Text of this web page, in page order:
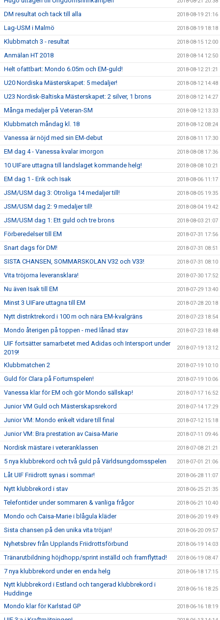
DM resultat och tack till alla 2018-08-19 21:16
Lag-USM i Malmö 2018-08-19 18:18
Klubbmatch 3 - resultat 2018-08-15 12:00
Anmälan HT 2018 2018-08-14 12:50
Helt ofattbart: Mondo 6.05m och EM-guld! 2018-08-12 21:21
U20 Nordiska Mästerskapet: 5 medaljer! 2018-08-12 14:48
U23 Nordisk-Baltiska Mästerskapet: 2 silver, 1 brons 2018-08-12 14:27
Många medaljer på Veteran-SM 2018-08-12 13:33
Klubbmatch måndag kl. 18 2018-08-12 08:24
Vanessa är nöjd med sin EM-debut 2018-08-11 17:30
EM dag 4 - Vanessa kvalar imorgon 2018-08-08 17:36
10 UIFare uttagna till landslaget kommande helg! 2018-08-08 10:21
EM dag 1 - Erik och Isak 2018-08-06 11:17
JSM/USM dag 3: Otroliga 14 medaljer till! 2018-08-05 19:35
JSM/USM dag 2: 9 medaljer till! 2018-08-04 19:42
JSM/USM dag 1: Ett guld och tre brons 2018-08-03 21:07
Förberedelser till EM 2018-07-31 17:56
Snart dags för DM! 2018-07-31 08:51
SISTA CHANSEN, SOMMARSKOLAN V32 och V33! 2018-07-31 08:10
Vita tröjorna leveransklara! 2018-07-30 17:52
Nu även Isak till EM 2018-07-29 13:40
Minst 3 UIFare uttagna till EM 2018-07-28 20:18
Nytt distriktrekord i 100 m och nära EM-kvalgräns 2018-07-23 18:54
Mondo återigen på toppen - med lånad stav 2018-07-23 18:48
UIF fortsätter samarbetet med Adidas och Intersport under
2019!
2018-07-19 13:12
Klubbmatchen 2 2018-07-19 10:10
Guld för Clara på Fortumspelen! 2018-07-19 10:06
Vanessa klar för EM och gör Mondo sällskap! 2018-07-17 16:52
Junior VM Guld och Mästerskapsrekord 2018-07-14 17:29
Junior VM: Mondo enkelt vidare till final 2018-07-12 15:18
Junior VM: Bra prestation av Caisa-Marie 2018-07-11 09:46
Nordisk mästare i veteranklassen 2018-07-08 21:21
5 nya klubbrekord och två guld på Världsungdomsspelen 2018-07-01 21:06
Låt UIF Friidrott synas i sommar! 2018-06-28 11:07
Nytt klubbrekord i stav 2018-06-25 21:35
Telefontider under sommaren & vanliga frågor 2018-06-21 10:40
Mondo och Caisa-Marie i blågula kläder 2018-06-20 19:49
Sista chansen på den unika vita tröjan! 2018-06-20 09:57
Nyhetsbrev från Upplands Friidrottsförbund 2018-06-19 14:03
Tränarutbildning höjdhopp/sprint inställd och framflyttad! 2018-06-19 08:47
7 nya klubbrekord under en enda helg 2018-06-18 17:15
Nytt klubbrekord i Estland och tangerad klubbrekord i
Huddinge
2018-06-16 18:25
Mondo klar för Karlstad GP 2018-06-16 18:19